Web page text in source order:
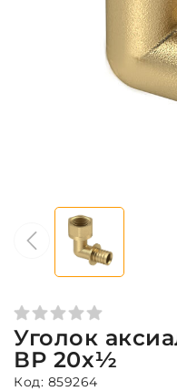
Уголок
ВР 20х½
Код: 859264